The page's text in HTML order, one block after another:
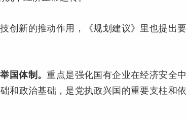
创新的推动作用，《规划建议》里也提出要
国体制。重点是强化国有企业在经济安全中
和政治基础，是党执政兴国的重要支柱和依